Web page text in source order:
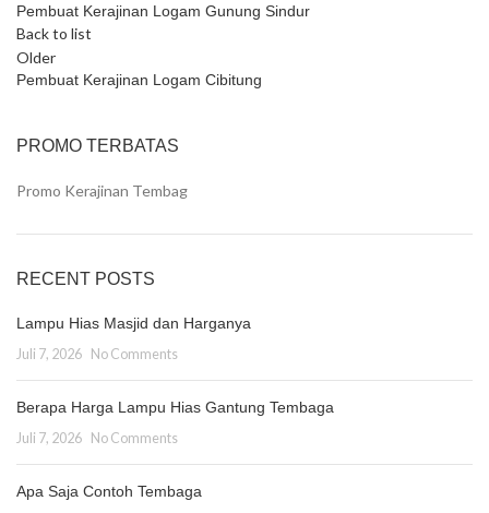
Pembuat Kerajinan Logam Gunung Sindur
Back to list
Older
Pembuat Kerajinan Logam Cibitung
PROMO TERBATAS
Promo Kerajinan Tembag
RECENT POSTS
Lampu Hias Masjid dan Harganya
Juli 7, 2026 No Comments
Berapa Harga Lampu Hias Gantung Tembaga
Juli 7, 2026 No Comments
Apa Saja Contoh Tembaga